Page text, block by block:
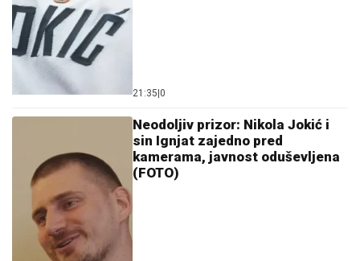
21:35 0
Neodoljiv prizor: Nikola Jokić i
sin Ignjat zajedno pred
kamerama, javnost oduševljena
(FOTO)